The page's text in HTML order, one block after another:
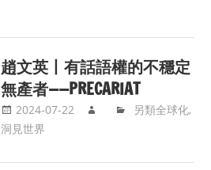
趙文英丨有話語權的不穩定
無產者——PRECARIAT
2024-07-22 另類全球化,
洞見世界